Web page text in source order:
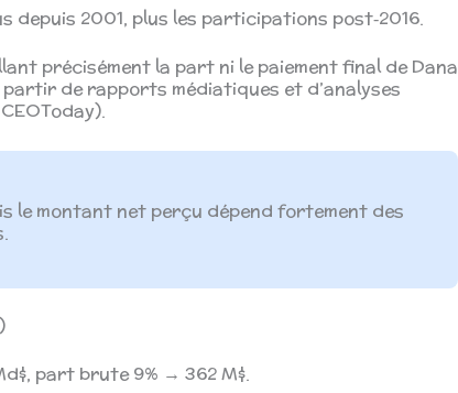
depuis 2001, plus les participations post‑2016.
précisément la part ni le paiement final de Dana
de rapports médiatiques et d’analyses
le montant net perçu dépend fortement des
part brute 9% → 362 M$.